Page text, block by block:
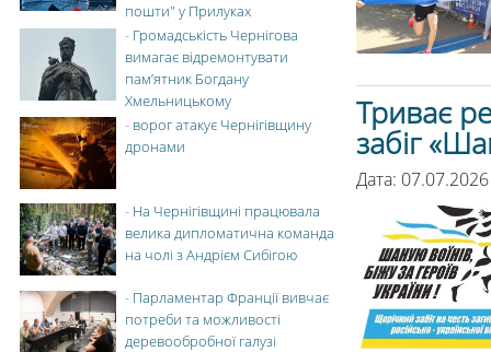
Триває
забіг
Дата:
пошти" у Прилуках
- Громадськість Чернігова
вимагає відремонтувати
пам’ятник Богдану
Хмельницькому
- ворог атакує Чернігівщину
дронами
- На Чернігівщині працювала
велика дипломатична команда
на чолі з Андрієм Сибігою
- Парламентар Франції вивчає
потреби та можливості
деревообробної галузі